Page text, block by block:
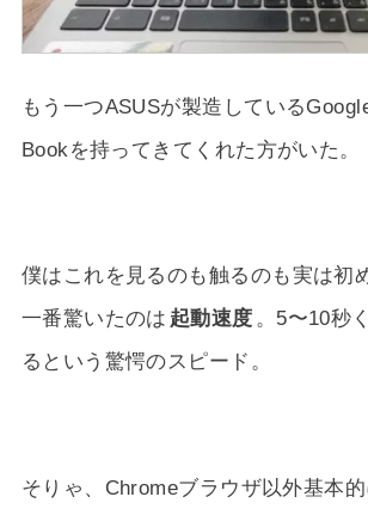
もう一つASUSが製造している
Bookを持ってきてくれた方がいた。
僕はこれを見るのも触るのも実は初
一番驚いたのは 起動速度 。5〜10秒
るという驚愕のスピード。
そりゃ、Chromeブラウザ以外基本